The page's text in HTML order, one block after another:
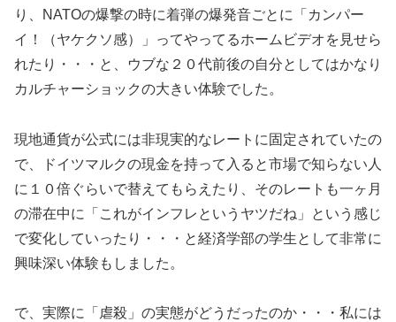
り、NATOの爆撃の時に着弾の爆発音ごとに「カンパー
イ！（ヤケクソ感）」ってやってるホームビデオを見せら
れたり・・・と、ウブな２０代前後の自分としてはかなり
カルチャーショックの大きい体験でした。
現地通貨が公式には非現実的なレートに固定されていたの
で、ドイツマルクの現金を持って入ると市場で知らない人
に１０倍ぐらいで替えてもらえたり、そのレートも一ヶ月
の滞在中に「これがインフレというヤツだね」という感じ
で変化していったり・・・と経済学部の学生として非常に
興味深い体験もしました。
で、実際に「虐殺」の実態がどうだったのか・・・私には